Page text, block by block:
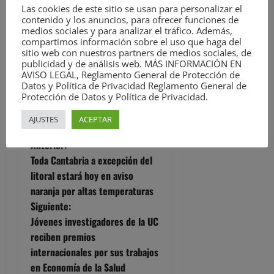
Ver todas las
entradas
Facebook
Twitter
Meneame
WhatsApp
Email
Compartir
N
a
v
e
g
Anterior:
Toda Cantabria a excepción del
litoral estará hoy en aviso
naranja por altas temperaturas
Siguiente:
Jóvenes investigadores de la UC
reciben premios
internacionales por sus trabajos
en Economía de la Salud
Las cookies de este sitio se usan para personalizar el
contenido y los anuncios, para ofrecer funciones de
medios sociales y para analizar el tráfico. Además,
compartimos información sobre el uso que haga del
sitio web con nuestros partners de medios sociales, de
publicidad y de análisis web. MÁS INFORMACIÓN EN
AVISO LEGAL, Reglamento General de Protección de
Datos y Política de Privacidad Reglamento General de
Protección de Datos y Política de Privacidad.
AJUSTES ACEPTAR